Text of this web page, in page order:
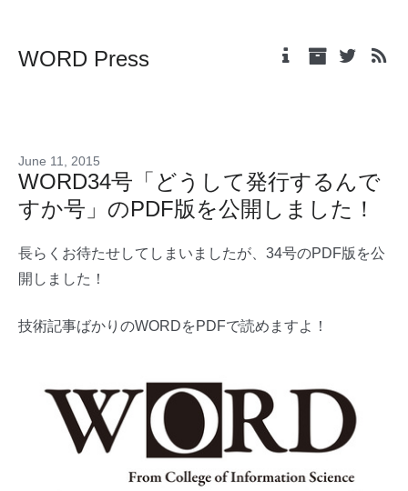
WORD Press
June 11, 2015
WORD34号「どうして発行するんで
すか号」のPDF版を公開しました！
長らくお待たせしてしまいましたが、34号のPDF版を公
開しました！
技術記事ばかりのWORDをPDFで読めますよ！